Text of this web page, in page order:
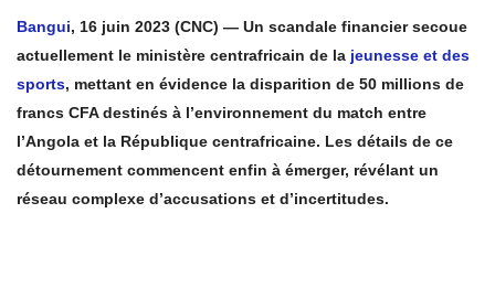
Bangui, 16 juin 2023 (CNC) — Un scandale financier secoue
actuellement le ministère centrafricain de la jeunesse et des
sports, mettant en évidence la disparition de 50 millions de
francs CFA destinés à l’environnement du match entre
l’Angola et la République centrafricaine. Les détails de ce
détournement commencent enfin à émerger, révélant un
réseau complexe d’accusations et d’incertitudes.